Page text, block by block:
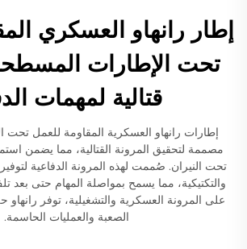
إطار رانهاو العسكري
تحت الإطارات
قتالية لمهمات
إطارات رانهاو العسكرية المقاومة للعمل
مصممة لتحقيق المرونة القتالية، مما يضمن
تحت النيران. صُممت لهذه المرونة الدفاعية لتوفير
والتكتيكية، مما يسمح بمواصلة المهام حتى بعد
على المرونة العسكرية والتشغيلية، توفر رانهاو
الصعبة والعمليات الحاسمة.